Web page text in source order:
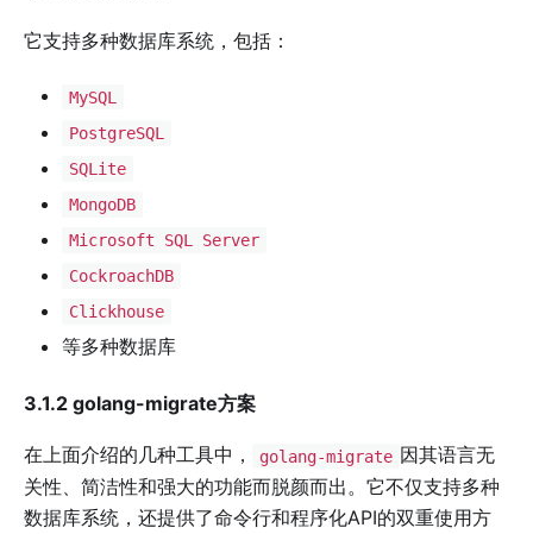
它支持多种数据库系统，包括：
MySQL
PostgreSQL
SQLite
MongoDB
Microsoft SQL Server
CockroachDB
Clickhouse
等多种数据库
3.1.2 golang-migrate方案
在上面介绍的几种工具中， golang-migrate 因其语言无
关性、简洁性和强大的功能而脱颜而出。它不仅支持多种
数据库系统，还提供了命令行和程序化API的双重使用方